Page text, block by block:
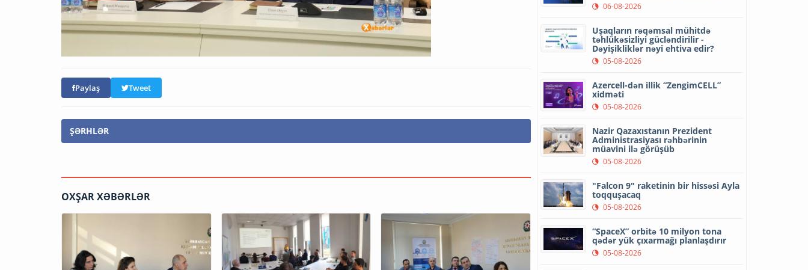
Paylaş Tweet
ŞƏRHLƏR
OXŞAR XƏBƏRLƏR
06-08-2026
Uşaqların rəqəmsal mühitdə
təhlükəsizliyi gücləndirilir -
Dəyişikliklər nəyi ehtiva edir?
05-08-2026
Azercell-dən illik “ZengimCELL”
xidməti
05-08-2026
Nazir Qazaxıstanın Prezident
Administrasiyası rəhbərinin
müavini ilə görüşüb
05-08-2026
"Falcon 9" raketinin bir hissəsi Ayla
toqquşacaq
05-08-2026
“SpaceX” orbitə 10 milyon tona
qədər yük çıxarmağı planlaşdırır
05-08-2026